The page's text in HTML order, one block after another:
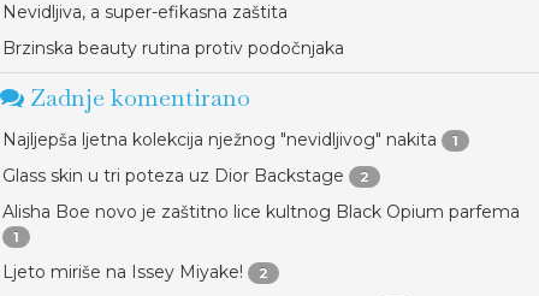
Nevidljiva, a super-efikasna zaštita
Brzinska beauty rutina protiv podočnjaka
Zadnje komentirano
Najljepša ljetna kolekcija nježnog "nevidljivog" nakita 1
Glass skin u tri poteza uz Dior Backstage 2
Alisha Boe novo je zaštitno lice kultnog Black Opium parfema
1
Ljeto miriše na Issey Miyake! 2